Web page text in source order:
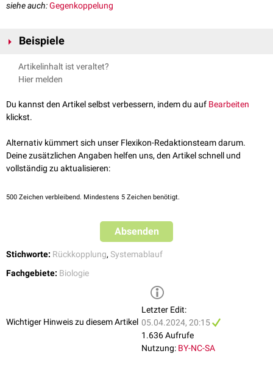
siehe auch:Gegenkoppelung
Beispiele
Während der späten Follikelphase
FSH-Rezeptoren
Bei demFerguson-Reflexhandelt es sich ebenfalls um eine positive
Rückkopplung, da die Kontraktion der
freisetzt.
Ein weiteres Beispiel ist einCirculus vitiosus, der in verschiedenen
Kontexten vorkommen kann.
Artikelinhalt ist veraltet?
Hier melden
Du kannst den Artikel selbst verbessern, indem du auf Bearbeiten
klickst.
Alternativ kümmert sich unser Flexikon-Redaktionsteam darum.
Deine zusätzlichen Angaben helfen uns, den Artikel schnell und
vollständig zu aktualisieren:
500 Zeichen verbleibend. Mindestens 5 Zeichen benötigt.
Absenden
Stichworte: Rückkopplung, Systemablauf
Fachgebiete: Biologie
Wichtiger Hinweis zu diesem Artikel
Letzter Edit:
05.04.2024, 20:15
1.636 Aufrufe
Nutzung: BY-NC-SA